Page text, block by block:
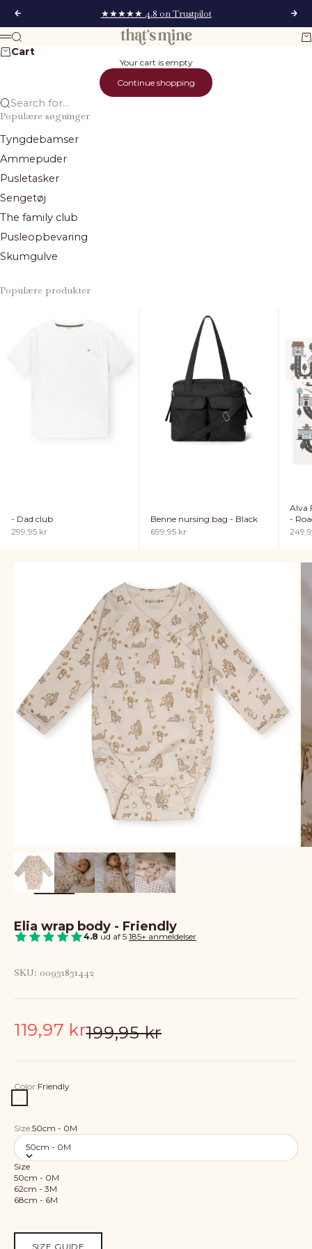
Previous
★★★★★ 4.8 on Trustpilot
Next
That's Mine
Menu
Search
Cart
Your cart is empty
Continue shopping
Search for...
Populære søgninger
Tyngdebamser
Ammepuder
Pusletasker
Sengetøj
The family club
Pusleopbevaring
Skumgulve
Populære produkter
- Dad club
Sale price
299,95 kr
Benne nursing bag - Black
Sale price
699,95 kr
Alva
-
Sale
Elia wrap body - Friendly
4.8 ud af 5|185+ anmeldelser
SKU: 00931831442
Sale price
119,97 krRegular price
199,95 kr
Color:Friendly
Friendly
Size:50cm - 0M
50cm - 0M
Size
50cm - 0M
62cm - 3M
68cm - 6M
SIZE GUIDE